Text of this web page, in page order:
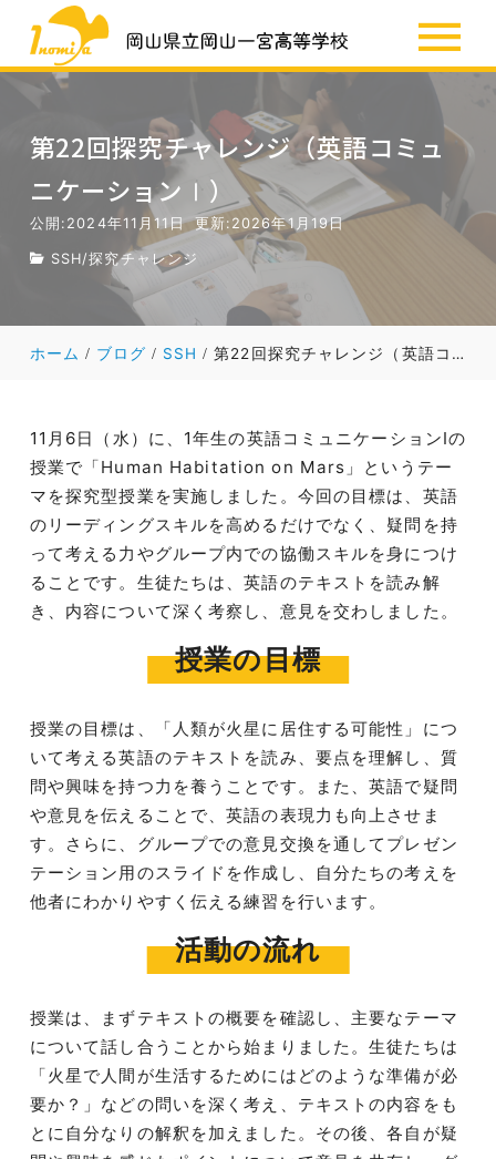
SSH
第22回探究チャレンジ（英語コミュ
ニケーションⅠ）
公開:2024年11月11日 更新:2026年1月19日
SSH/探究チャレンジ
ホーム ブログ SSH 第22回探究チャレンジ（英語コミュニケーションⅠ）
11月6日（水）に、1年生の英語コミュニケーションⅠの
授業で「Human Habitation on Mars」というテー
マを探究型授業を実施しました。今回の目標は、英語
のリーディングスキルを高めるだけでなく、疑問を持
って考える力やグループ内での協働スキルを身につけ
ることです。生徒たちは、英語のテキストを読み解
き、内容について深く考察し、意見を交わしました。
授業の目標
授業の目標は、「人類が火星に居住する可能性」につ
いて考える英語のテキストを読み、要点を理解し、質
問や興味を持つ力を養うことです。また、英語で疑問
や意見を伝えることで、英語の表現力も向上させま
す。さらに、グループでの意見交換を通してプレゼン
テーション用のスライドを作成し、自分たちの考えを
他者にわかりやすく伝える練習を行います。
活動の流れ
授業は、まずテキストの概要を確認し、主要なテーマ
について話し合うことから始まりました。生徒たちは
「火星で人間が生活するためにはどのような準備が必
要か？」などの問いを深く考え、テキストの内容をも
とに自分なりの解釈を加えました。その後、各自が疑